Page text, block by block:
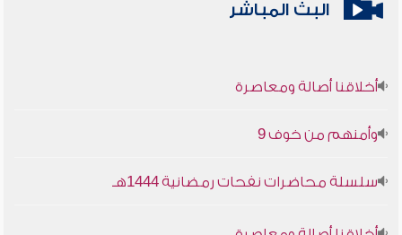
البث المباشر
أخلاقنا أصالة ومعاصرة
وأمنهم من خوف 9
سلسلة محاضرات نفحات رمضانية 1444هـ
أخلاقنا أصالة ومعاصرة